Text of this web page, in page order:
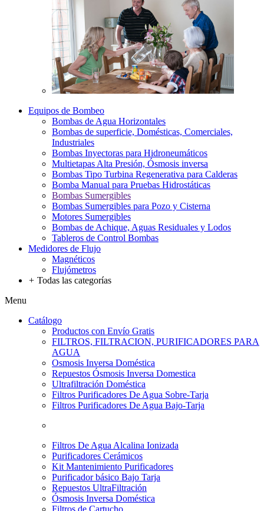
Equipos de Bombeo
Bombas de Agua Horizontales
Bombas de superficie, Domésticas, Comerciales,
Industriales
Bombas Inyectoras para Hidroneumáticos
Multietapas Alta Presión, Ósmosis inversa
Bombas Tipo Turbina Regenerativa para Calderas
Bomba Manual para Pruebas Hidrostáticas
Bombas Sumergibles
Bombas Sumergibles para Pozo y Cisterna
Motores Sumergibles
Bombas de Achique, Aguas Residuales y Lodos
Tableros de Control Bombas
Medidores de Flujo
Magnéticos
Flujómetros
+ Todas las categorías
Menu
Catálogo
Productos con Envío Gratis
FILTROS, FILTRACION, PURIFICADORES PARA
AGUA
Osmosis Inversa Doméstica
Repuestos Ósmosis Inversa Domestica
Ultrafiltración Doméstica
Filtros Purificadores De Agua Sobre-Tarja
Filtros Purificadores De Agua Bajo-Tarja
Filtros De Agua Alcalina Ionizada
Purificadores Cerámicos
Kit Mantenimiento Purificadores
Purificador básico Bajo Tarja
Repuestos UltraFiltración
Ósmosis Inversa Doméstica
Filtros de Cartucho